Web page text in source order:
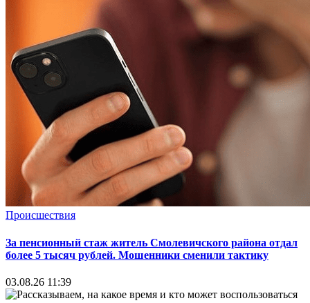
Происшествия
За пенсионный стаж житель Смолевичского района отдал
более 5 тысяч рублей. Мошенники сменили тактику
03.08.26 11:39